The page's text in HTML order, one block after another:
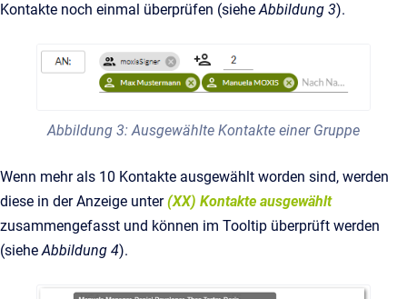
Kontakte noch einmal überprüfen (sieheAbbildung 3).
Abbildung 3: Ausgewählte Kontakte einer Gruppe
Wenn mehr als 10 Kontakte ausgewählt worden sind, werden
diese in der Anzeige unter(XX) Kontakte ausgewählt
zusammengefasst und können im Tooltip überprüft werden
(siehe Abbildung 4).